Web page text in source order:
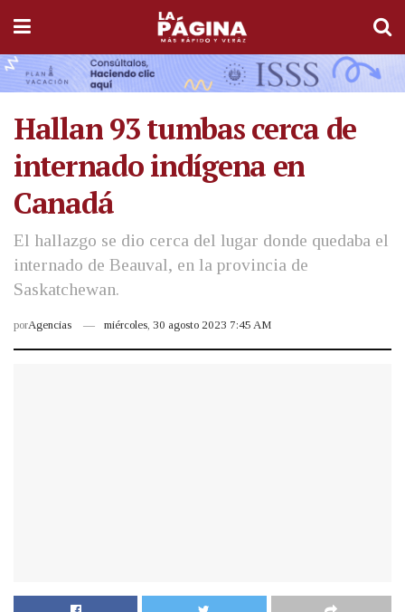
Hallan 93 tumbas cerca de
internado indígena en
Canadá
El hallazgo se dio cerca del lugar donde quedaba el
internado de Beauval, en la provincia de
Saskatchewan.
porAgencias miércoles, 30 agosto 2023 7:45 AM